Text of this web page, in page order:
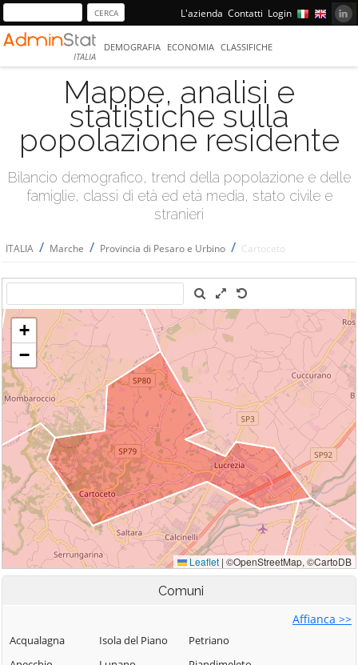
L'azienda Contatti Login
ITALIA
DEMOGRAFIA ECONOMIA CLASSIFICHE
Mappe, analisi e
statistiche sulla
popolazione residente
Bilancio demografico, trend della popolazione e delle
famiglie, classi di età ed età media, stato civile e
stranieri
ITALIA / Marche / Provincia di Pesaro e Urbino / Cartoceto
Comuni
Affianca >>
Acqualagna
Isola del Piano
Petriano